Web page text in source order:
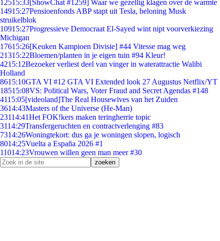
12515:33[ShowChat #1259] Waar we gezellig klagen over de warmte
14915:27Pensioenfonds ABP stapt uit Tesla, beloning Musk
struikelblok
10915:27Progressieve Democraat El-Sayed wint nipt voorverkiezing
Michigan
17615:26[Keuken Kampioen Divisie] #44 Vitesse mag weg
21315:22Bloemen/planten in je eigen tuin #94 Kleur!
4215:12Bezoeker verliest deel van vinger in waterattractie Walibi
Holland
8615:10GTA VI #12 GTA VI Extended look 27 Augustus Netflix/YT
18515:08VS: Political Wars, Voter Fraud and Secret Agendas #148
4115:05[videoland]The Real Housewives van het Zuiden
3614:43Masters of the Universe (He-Man)
23114:41Het FOK!kers maken teringherrie topic
3114:29Transfergeruchten en contractverlenging #83
7314:26Woningtekort: dus ga je woningen slopen, logisch
8014:25Vuelta a España 2026 #1
11014:23Vrouwen willen geen man meer #30